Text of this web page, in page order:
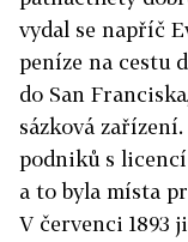
vydal se napříč
peníze na cestu
do San
sázková zařízení.
podniků s
a to byla místa
V červenci 1893